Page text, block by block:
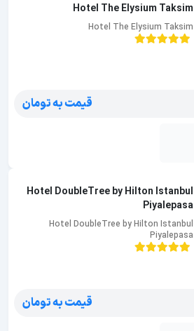
Hotel The Elysium Taksim
Hotel The Elysium Taksim
قیمت به تومان
Hotel DoubleTree by Hilton Istanbul
Piyalepasa
Hotel DoubleTree by Hilton Istanbul
Piyalepasa
قیمت به تومان